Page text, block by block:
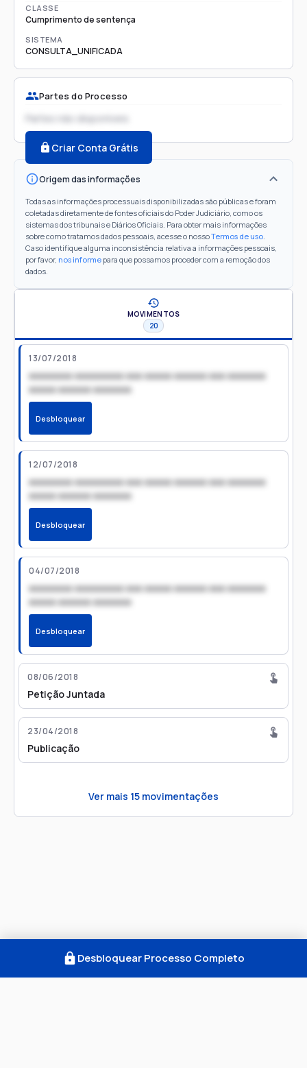
CLASSE
Cumprimento de sentença
SISTEMA
CONSULTA_UNIFICADA
Partes do Processo
Partes não disponíveis
Criar Conta Grátis
Origem das informações
Todas as informações processuais disponibilizadas são públicas e foram
coletadas diretamente de fontes oficiais do Poder Judiciário, como os
sistemas dos tribunais e Diários Oficiais. Para obter mais informações
sobre como tratamos dados pessoais, acesse o nossoTermos de uso.
Caso identifique alguma inconsistência relativa a informações pessoais,
por favor, nos informe para que possamos proceder com a remoção dos
dados.
MOVIMENTOS
20
13/07/2018
xxxxxxxx xxxxxxxxx xxx xxxxx xxxxxx xxx xxxxxxx
xxxxx xxxxxx xxxxxxx
Desbloquear
12/07/2018
xxxxxxxx xxxxxxxxx xxx xxxxx xxxxxx xxx xxxxxxx
xxxxx xxxxxx xxxxxxx
Desbloquear
04/07/2018
xxxxxxxx xxxxxxxxx xxx xxxxx xxxxxx xxx xxxxxxx
xxxxx xxxxxx xxxxxxx
Desbloquear
08/06/2018
Petição Juntada
23/04/2018
Publicação
Ver mais 15 movimentações
Desbloquear Processo Completo